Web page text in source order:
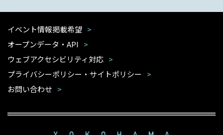
イベント情報掲載希望
オープンデータ・API
ウェブアクセシビリティ対応
プライバシーポリシー・サイトポリシー
お問い合わせ